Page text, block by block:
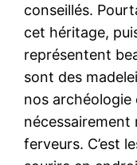
conseillés.
cet héritage,
représentent
sont des
nos archéologie
nécessairement
ferveurs. C’est